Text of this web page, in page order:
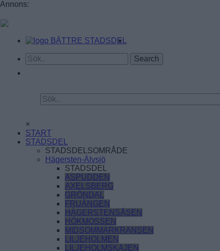
Annons:
BÄTTRE STADSDEL
×
START
STADSDEL
STADSDELSOMRÅDE
Hägersten-Älvsjö
STADSDEL
ASPUDDEN
AXELSBERG
GRÖNDAL
FRUÄNGEN
HÄGERSTENSÅSEN
HÖKMOSSEN
MIDSOMMARKRANSEN
LILJEHOLMEN
LILJEHOLMSKAJEN